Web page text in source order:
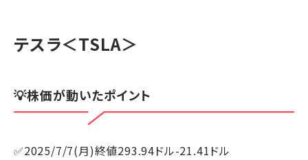
テスラ＜TSLA＞
💡株価が動いたポイント
✅2025/7/7(月)終値293.94ドル-21.41ドル